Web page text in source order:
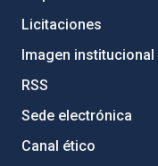
Licitaciones
Imagen institucional
RSS
Sede electrónica
Canal ético